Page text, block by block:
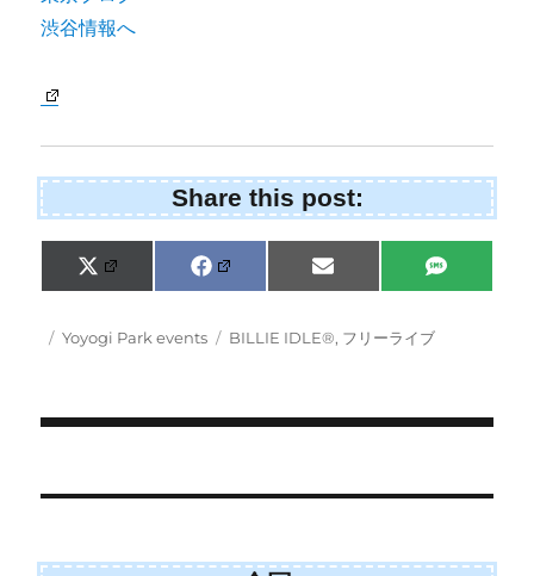
Share this post:
Share
on
X
(
w
i
r
Share
on
F
a
e
Share
on
E
m
i
l
Share
on
S
M
Posted
Categories
Yoyogi Park events Tags
BILLIE IDLE®, フリーライブ
navigation